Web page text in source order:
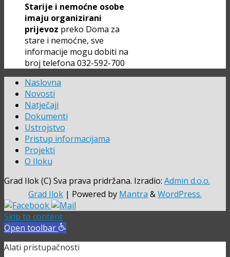
Starije i nemoćne osobe
imaju organizirani
prijevoz preko Doma za
stare i nemoćne, sve
informacije mogu dobiti na
broj telefona 032-592-700
Naslovna
Novosti
Natječaji
Dokumenti
Ustrojstvo
Pristup informacijama
Projekti
O Iloku
Grad Ilok (C) Sva prava pridržana. Izradio: Admin d.o.o.
Grad Ilok | Powered by Mantra &WordPress.
Skip to content
Open toolbar
Alati pristupačnosti